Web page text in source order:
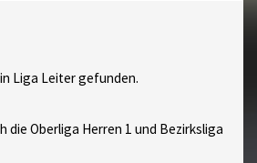
Liga Leiter gefunden.
die Oberliga Herren 1 und Bezirksliga